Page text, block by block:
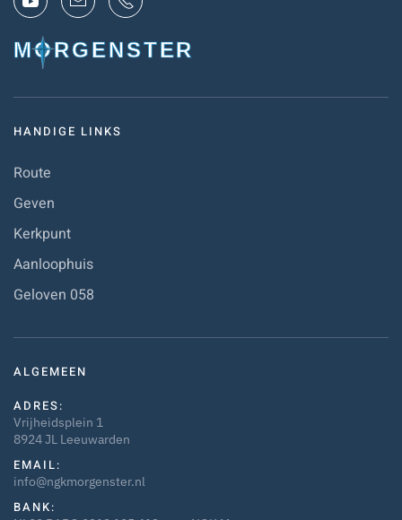
HANDIGE LINKS
Route
Geven
Kerkpunt
Aanloophuis
Geloven 058
ALGEMEEN
ADRES:
Vrijheidsplein 1
8924 JL Leeuwarden
EMAIL:
info@ngkmorgenster.nl
BANK: